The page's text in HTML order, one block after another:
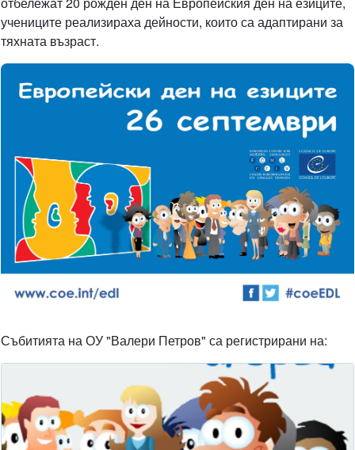
учениците реализираха дейности, които са адаптирани за
тяхната възраст.
Събитията на ОУ "Валери Петров" са регистрирани на: